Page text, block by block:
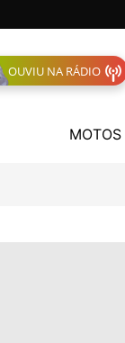
OUVIU NA RÁDIO
MOTOS